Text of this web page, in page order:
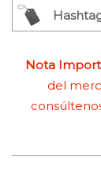
Nota
del